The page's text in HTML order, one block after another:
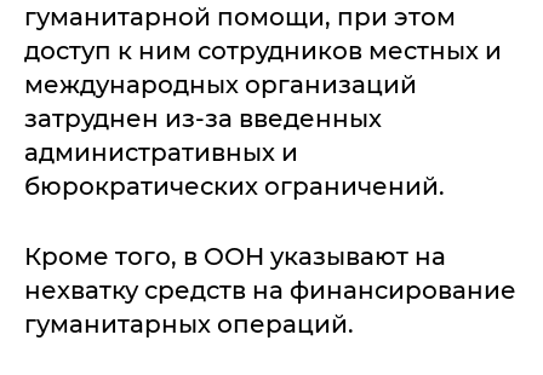
гуманитарной помощи, при этом
доступ к ним сотрудников местных и
международных организаций
затруднен из-за введенных
административных и
бюрократических ограничений.
Кроме того, в ООН указывают на
нехватку средств на финансирование
гуманитарных операций.